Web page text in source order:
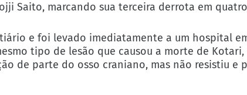
Saito, marcando sua terceira derrota em
e foi levado imediatamente a um hospital
tipo de lesão que causou a morte de
de parte do osso craniano, mas não resistiu e